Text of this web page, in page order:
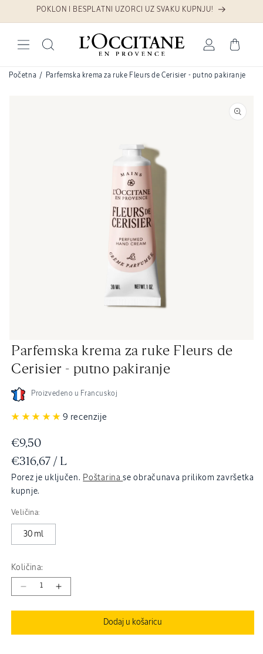
Preskoči na sadržaj
POKLON I BESPLATNI UZORCI UZ SVAKU KUPNJU!
Prijava Košarica
Početna / Parfemska krema za ruke Fleurs de Cerisier - putno pakiranje
medij
u
dijaloškom
Parfemska krema za ruke Fleurs de
Cerisier - putno pakiranje
Proizvedeno u Francuskoj
9 recenzije
Redovna
cijena
€9,50
JEDINIČNA
CIJENA
€316,67 / PO
L
Porez je uključen. Poštarinase obračunava prilikom završetka
kupnje.
Veličina:
30 ml
Količina:
Smanji
krema
Povećaj
Parfemska
krema
Dodaj u košaricu